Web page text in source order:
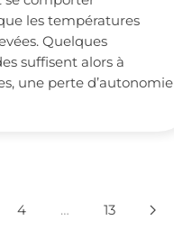
les températures
Quelques
suffisent alors à
une perte d’autonomie
4 … 13